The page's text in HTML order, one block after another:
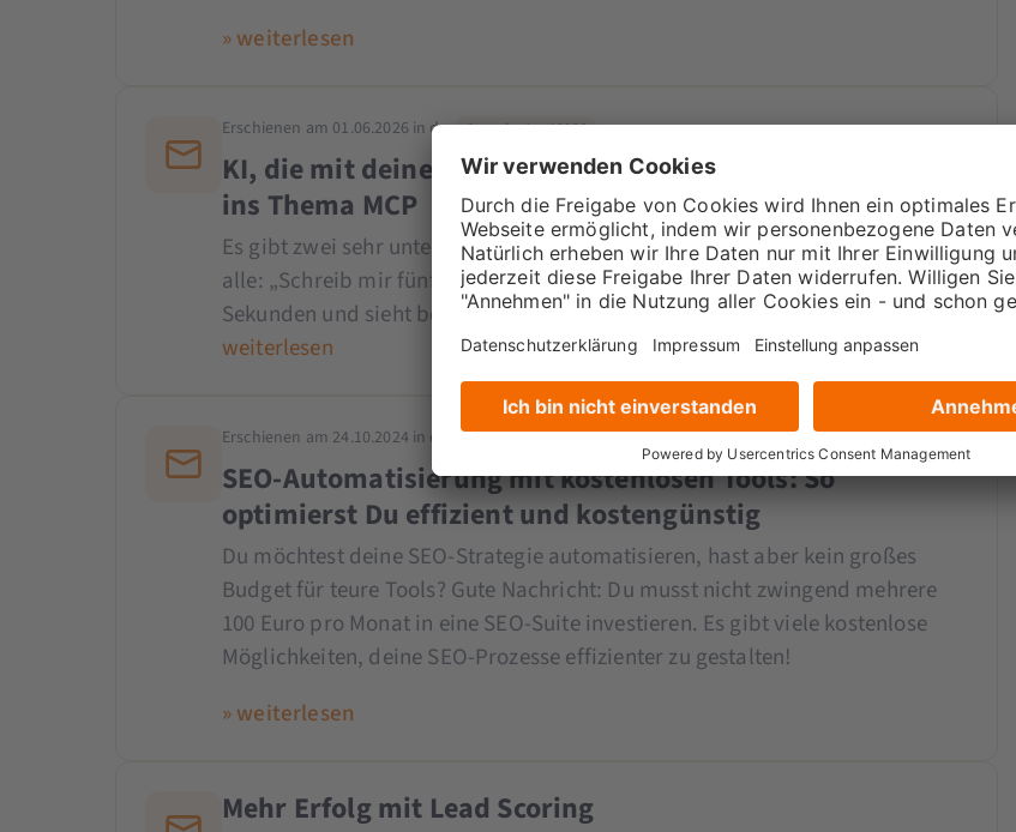
» weiterlesen
Erschienen am 01.06.2026 in der Ausgabe Jun I 2026
KI, die mit deinen Marketing-Tools spricht: dein Einstieg
ins Thema MCP
Es gibt zwei sehr unterschiedliche Arten, mit KI zu arbeiten. Die erste kennen
alle: „Schreib mir fünf Überschriften für den Newsletter.“ Das dauert fünf
Sekunden und sieht bei jedem gleich aus. Die andere geht tiefer....»
weiterlesen
Erschienen am 24.10.2024 in der Ausgabe Okt III 2024
SEO-Automatisierung mit kostenlosen Tools: So
optimierst Du effizient und kostengünstig
Du möchtest deine SEO-Strategie automatisieren, hast aber kein großes
Budget für teure Tools? Gute Nachricht: Du musst nicht zwingend mehrere
100 Euro pro Monat in eine SEO-Suite investieren. Es gibt viele kostenlose
Möglichkeiten, deine SEO-Prozesse effizienter zu gestalten!
» weiterlesen
Mehr Erfolg mit Lead Scoring